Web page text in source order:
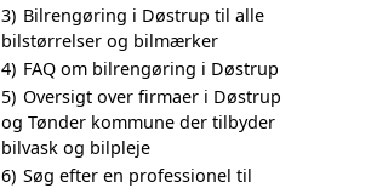
3) Bilrengøring i Døstrup til alle
bilstørrelser og bilmærker
4) FAQ om bilrengøring i Døstrup
5) Oversigt over firmaer i Døstrup
og Tønder kommune der tilbyder
bilvask og bilpleje
6) Søg efter en professionel til